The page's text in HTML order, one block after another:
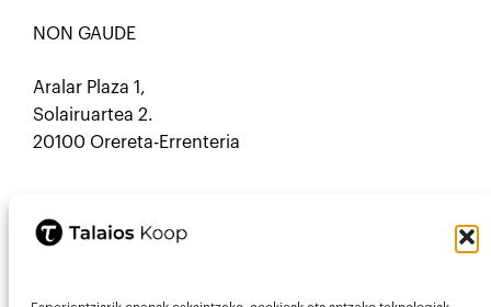
NON GAUDE
Aralar Plaza 1,
Solairuartea 2.
20100 Orereta-Errenteria